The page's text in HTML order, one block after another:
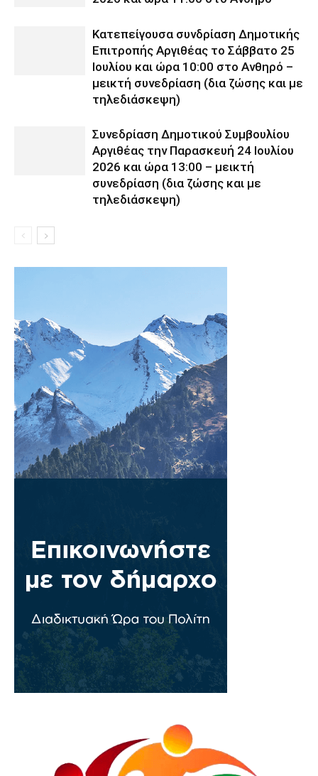
Κατεπείγουσα συνδρίαση Δημοτικής
Επιτροπής Αργιθέας το Σάββατο 25
Ιουλίου και ώρα 10:00 στο Ανθηρό –
μεικτή συνεδρίαση (δια ζώσης και με
τηλεδιάσκεψη)
Συνεδρίαση Δημοτικού Συμβουλίου
Αργιθέας την Παρασκευή 24 Ιουλίου
2026 και ώρα 13:00 – μεικτή
συνεδρίαση (δια ζώσης και με
τηλεδιάσκεψη)